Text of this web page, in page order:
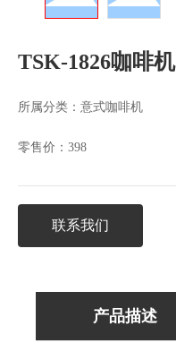
TSK-1826咖啡机
所属分类： 意式咖啡机
零售价： 398
联系我们
产品描述